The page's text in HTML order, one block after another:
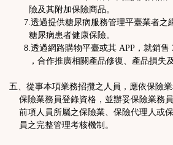
險及其附加保險商品。
7.透過提供糖尿病服務管理平臺業者之
糖尿病患者健康保險。
8.透過網路購物平臺或其 APP，就銷售
，合作推廣相關產品修復、產品損失及
五、從事本項業務招攬之人員，應依保險
保險業務員登錄資格，並辦妥保險業務員
前項人員所屬之保險業、保險代理人或
員之完整管理考核機制。